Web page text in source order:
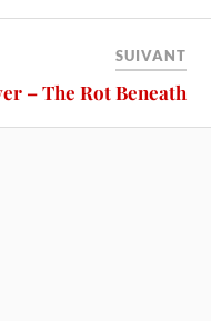
SUIVANT
– The Rot Beneath